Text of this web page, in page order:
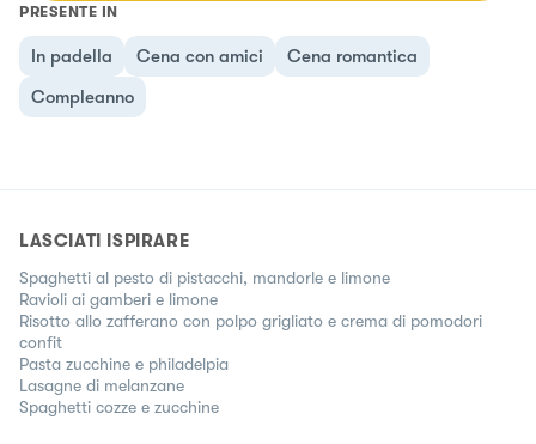
PRESENTE IN
In padella Cena con amici
Cena romantica
Compleanno
LASCIATI ISPIRARE
Spaghetti al pesto di pistacchi, mandorle e limone
Ravioli ai gamberi e limone
Risotto allo zafferano con polpo grigliato e crema di pomodori
confit
Pasta zucchine e philadelpia
Lasagne di melanzane
Spaghetti cozze e zucchine